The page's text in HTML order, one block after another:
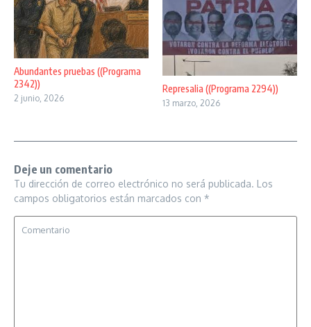
Abundantes pruebas ((Programa
2342))
2 junio, 2026
Represalia ((Programa 2294))
13 marzo, 2026
Deje un comentario
Tu dirección de correo electrónico no será publicada. Los
campos obligatorios están marcados con *